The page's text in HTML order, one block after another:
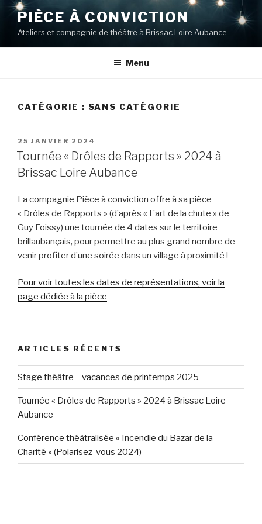
Aller
contenu
principal
PIÈCE À CONVICTION
Ateliers et compagnie de théâtre à Brissac Loire Aubance
Menu
CATÉGORIE : SANS CATÉGORIE
PUBLIÉ
LE
25 JANVIER 2024
Tournée « Drôles de Rapports » 2024 à
Brissac Loire Aubance
La compagnie Pièce à conviction offre à sa pièce
« Drôles de Rapports » (d’après « L’art de la chute » de
Guy Foissy) une tournée de 4 dates sur le territoire
brillaubançais, pour permettre au plus grand nombre de
venir profiter d’une soirée dans un village à proximité !
Pour voir toutes les dates de représentations, voir la
page dédiée à la pièce
ARTICLES RÉCENTS
Stage théâtre – vacances de printemps 2025
Tournée « Drôles de Rapports » 2024 à Brissac Loire
Aubance
Conférence théâtralisée « Incendie du Bazar de la
Charité » (Polarisez-vous 2024)